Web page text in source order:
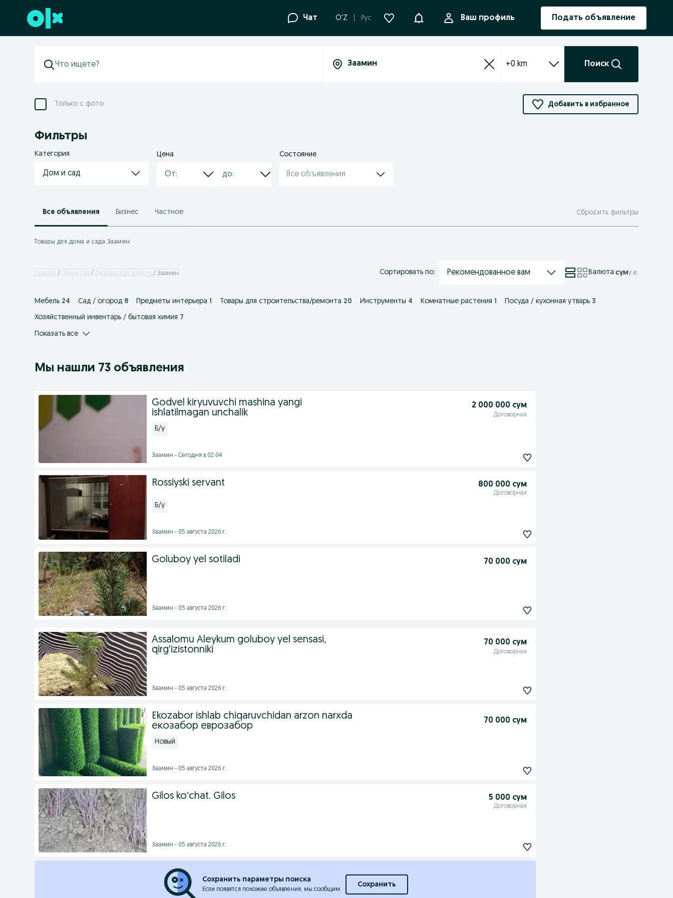
Перейти к нижнему колонтитулу Чат O'Z Рус УведомленияВаш профиль Подать объявление
+0 km Поиск
Только с фото Добавить в избранное
Фильтры
Категория
Дом и сад
Цена Состояние
Все объявления
Все объявления Бизнес Частное Сбросить фильтры
Товары для дома и сада Заамин
Главная Дом и сад Джизакская область Заамин Сортировать по: Рекомендованное вам Валюта:суму.е.
Мебель 24 Сад / огород 8 Предметы интерьера 1 Товары для строительства/ремонта 20 Инструменты 4 Комнатные растения 1 Посуда / кухонная утварь 3
Хозяйственный инвентарь / бытовая химия 7
Показать все
Мы нашли 73 объявления
Godvel kiryuvuvchi mashina yangi
ishlatilmagan unchalik
2 000 000 сум
Договорная
Б/у
Заамин - Сегодня в 02:04
Rossiyski servant 800 000 сум
Договорная
Б/у
Заамин - 05 августа 2026 г.
Goluboy yel sotiladi 70 000 сум
Заамин - 05 августа 2026 г.
Assalomu Aleykum goluboy yel sensasi,
qirg'izistonniki
70 000 сум
Договорная
Заамин - 05 августа 2026 г.
Ekozabor ishlab chiqaruvchidan arzon narxda
екозабор еврозабор
70 000 сум
Новый
Заамин - 05 августа 2026 г.
Gilos koʻchat. Gilos 5 000 сум
Договорная
Заамин - 05 августа 2026 г.
Сохранить параметры поиска
Если появятся похожие объявления, мы сообщим.
Сохранить